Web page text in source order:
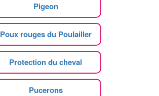
Pigeon
Poux rouges du Poulailler
Protection du cheval
Pucerons